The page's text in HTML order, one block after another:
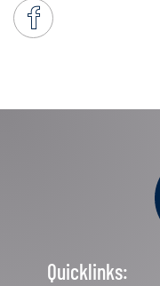
Quicklinks: